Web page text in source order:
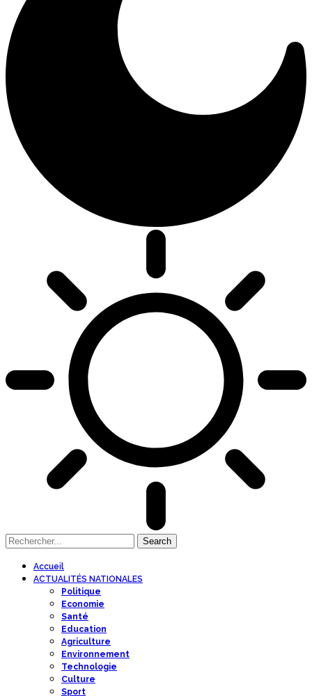
Accueil
ACTUALITÉS NATIONALES
Politique
Economie
Santé
Education
Agriculture
Environnement
Technologie
Culture
Sport